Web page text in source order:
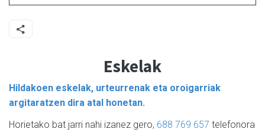
Eskelak
Hildakoen eskelak, urteurrenak eta oroigarriak
argitaratzen dira atal honetan.
Horietako bat jarri nahi izanez gero, 688 769 657 telefonora